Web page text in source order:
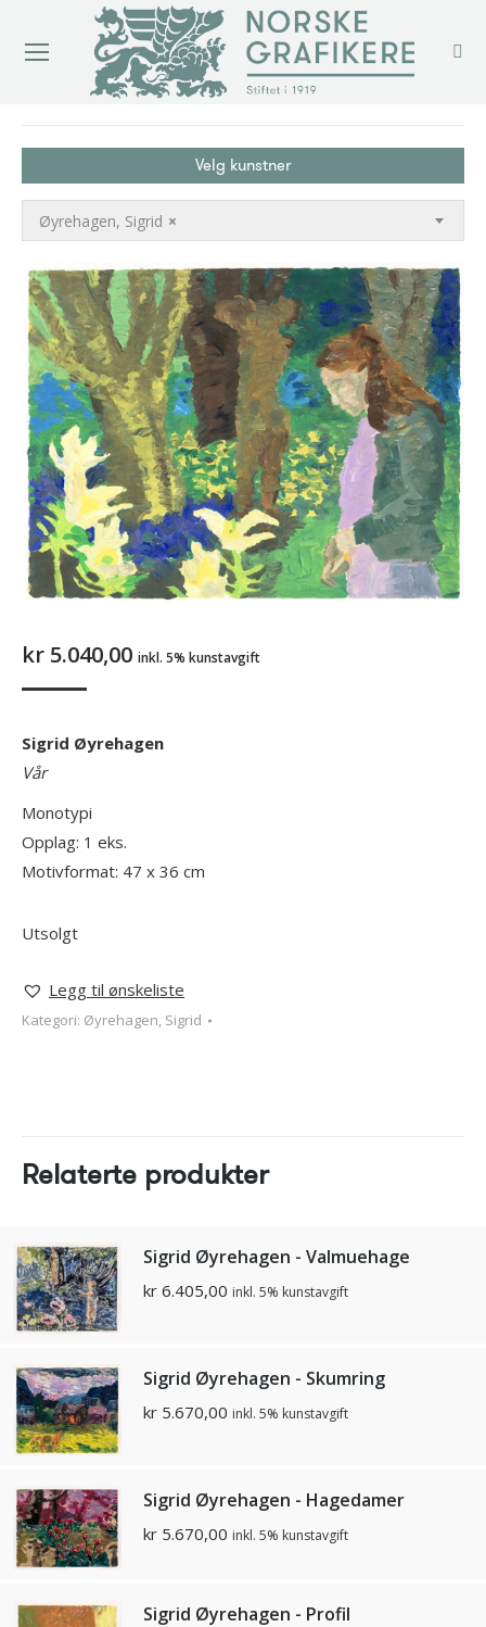
Velg kunstner
×
Øyrehagen, Sigrid
kr 5.040,00 inkl. 5% kunstavgift
Sigrid Øyrehagen
Vår
Monotypi
Opplag: 1 eks.
Motivformat: 47 x 36 cm
Utsolgt
Legg til ønskeliste
Kategori: Øyrehagen, Sigrid
Relaterte produkter
Sigrid Øyrehagen - Valmuehage
kr 6.405,00 inkl. 5% kunstavgift
Sigrid Øyrehagen - Skumring
kr 5.670,00 inkl. 5% kunstavgift
Sigrid Øyrehagen - Hagedamer
kr 5.670,00 inkl. 5% kunstavgift
Sigrid Øyrehagen - Profil